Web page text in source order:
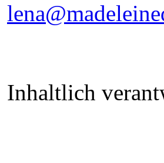
Inhaltlich